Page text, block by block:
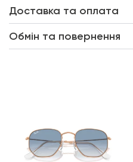
Доставка та оплата
Обмін та повернення
Інші кольори